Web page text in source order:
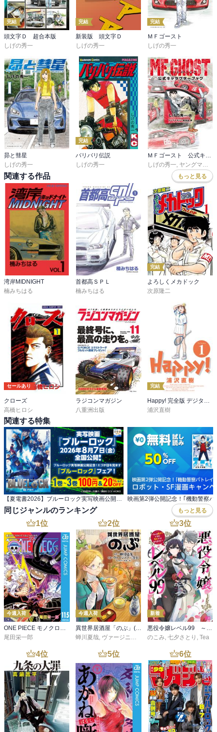
完結
頭文字Ｄ 超合本版
しげの秀一
完結
新装版 頭文字Ｄ
しげの秀一
完結
ＭＦゴースト
しげの秀一
昴と彗星
しげの秀一
完結
バリバリ伝説
しげの秀一
しげの秀一 ヤングマガジン編集部
関連する作品 もっと見る
湾岸MIDNIGHT
楠みちはる
首都高ＳＰＬ
楠みちはる
完結
よろしくメカドック
次原隆二
セールあり
クローズ
高橋ヒロシ
ラジコンマガジン
八重洲出版
完結
浦沢直樹
関連する特集
同じジャンルのランキング もっと見る
1位
今週入荷
ONE PIECE モノクロ版 115
尾田栄一郎
2位
今週入荷
異世界居酒屋「のぶ」(22)
蝉川夏哉, ヴァージニア二等兵 ,転
3位
新着
悪役令嬢レベル99 ～私は裏ボスですが魔王ではありません～ その６
のこみ, 七夕さとり , Tea
4位 5位 6位